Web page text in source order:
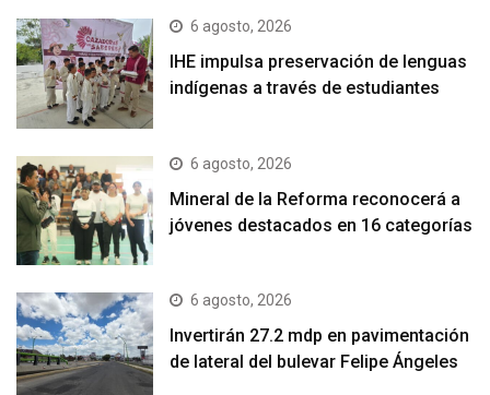
6 agosto, 2026
IHE impulsa preservación de lenguas
indígenas a través de estudiantes
6 agosto, 2026
Mineral de la Reforma reconocerá a
jóvenes destacados en 16 categorías
6 agosto, 2026
Invertirán 27.2 mdp en pavimentación
de lateral del bulevar Felipe Ángeles